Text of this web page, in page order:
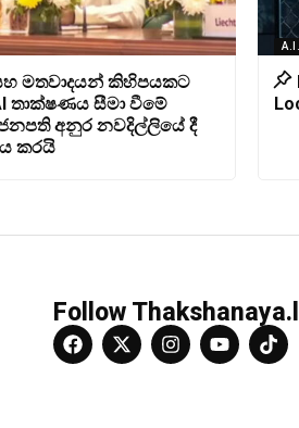
මතවාදයන් කිහිපයකට
තාක්ෂණය සීමා වීමේ
අනුර නවදිල්ලියේ දී
කරයි
A.I.
Follow